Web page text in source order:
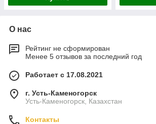
О нас
Рейтинг не сформирован
Менее 5 отзывов за последний год
Работает с 17.08.2021
г. Усть-Каменогорск
Усть-Каменогорск, Казахстан
Контакты